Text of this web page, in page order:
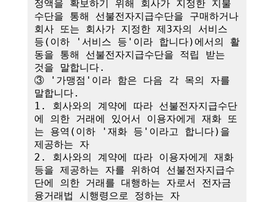
정액을 확보하기 위해 회사가 지정한 지불
수단을 통해 선불전자지급수단을 구매하거나
회사 또는 회사가 지정한 제3자의 서비스
등(이하 '서비스 등'이라 합니다)에서의 활
동을 통해 선불전자지급수단을 적립 받는
것을 말합니다.
③ '가맹점'이라 함은 다음 각 목의 자를
말합니다.
1. 회사와의 계약에 따라 선불전자지급수단
에 의한 거래에 있어서 이용자에게 재화 또
는 용역(이하 '재화 등'이라고 합니다)을
제공하는 자
2. 회사와의 계약에 따라 이용자에게 재화
등을 제공하는 자를 위하여 선불전자지급수
단에 의한 거래를 대행하는 자로서 전자금
융거래법 시행령으로 정하는 자